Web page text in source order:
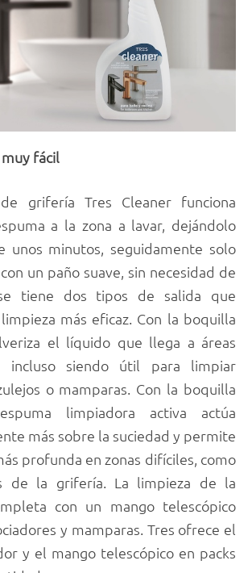
fácil
grifería Tres Cleaner funciona
a la zona a lavar, dejándolo
unos minutos, seguidamente solo
un paño suave, sin necesidad de
tiene dos tipos de salida que
más eficaz. Con la boquilla
el líquido que llega a áreas
incluso siendo útil para limpiar
o mamparas. Con la boquilla
limpiadora activa actúa
más sobre la suciedad y permite
profunda en zonas difíciles, como
de la grifería. La limpieza de la
con un mango telescópico
y mamparas. Tres ofrece el
y el mango telescópico en packs